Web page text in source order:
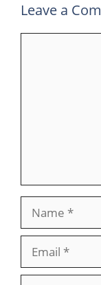
Leave a